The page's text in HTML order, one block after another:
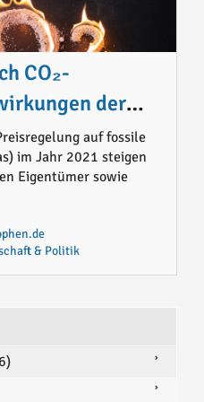
CO₂-
der
auf fossile
im Jahr 2021 steigen
Eigentümer sowie
& Politik